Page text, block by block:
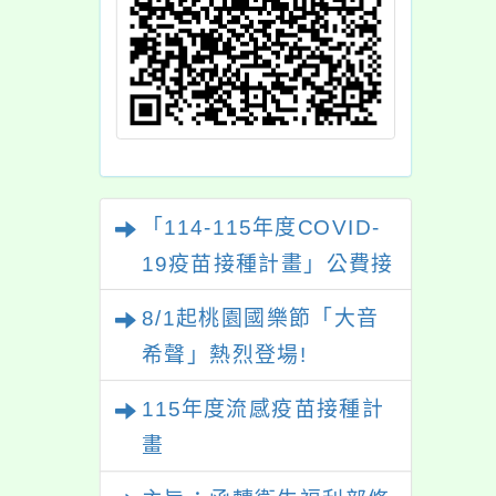
「114-115年度COVID-
19疫苗接種計畫」公費接
日止
8/1起桃園國樂節「大音
希聲」熱烈登場!
115年度流感疫苗接種計
畫